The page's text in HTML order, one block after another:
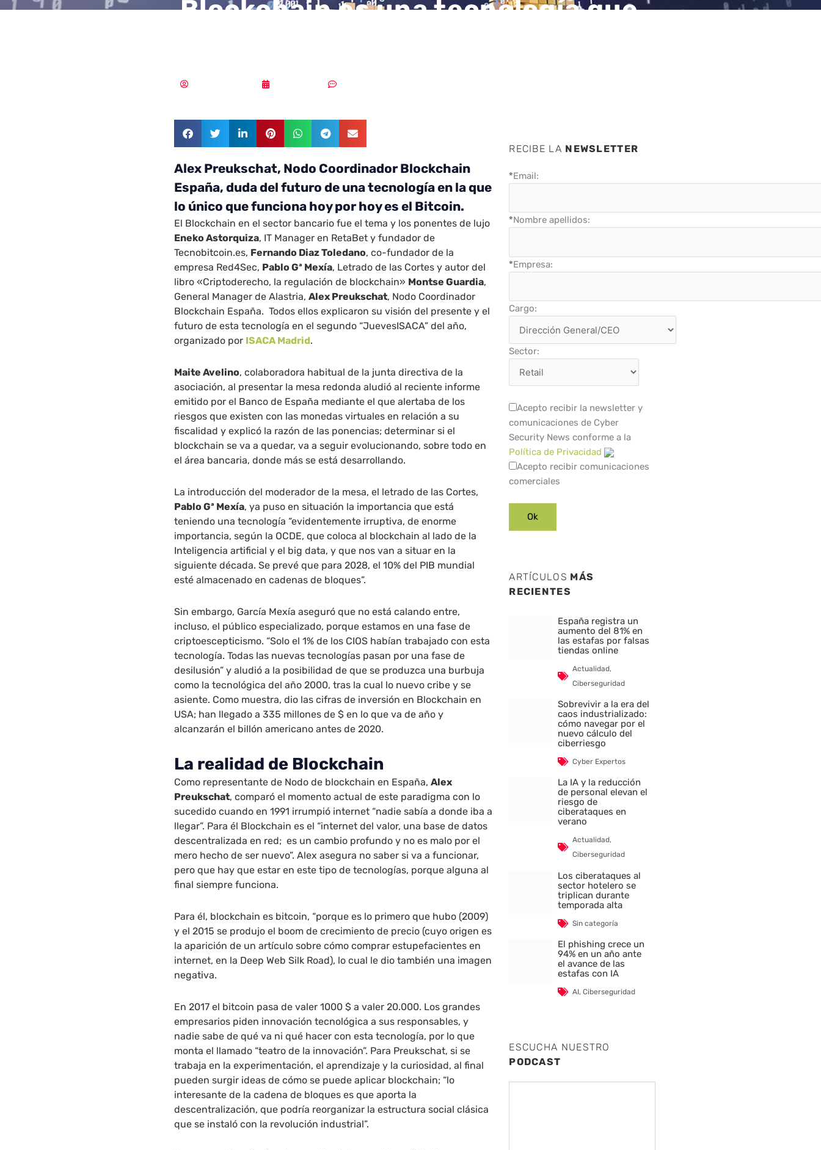
Blockchain es una tecnología que
Alex Preukschat, Nodo Coordinador Blockchain
España, duda del futuro de una tecnología en la que
lo único que funciona hoy por hoy es el Bitcoin.
El Blockchain en el sector bancario fue el tema y los ponentes de lujo
Eneko Astorquiza, IT Manager en RetaBet y fundador de
Tecnobitcoin.es, Fernando Diaz Toledano, co-fundador de la
empresa Red4Sec, Pablo Gª Mexía, Letrado de las Cortes y autor del
libro «Criptoderecho, la regulación de blockchain» Montse Guardia,
General Manager de Alastria,Alex Preukschat, Nodo Coordinador
Blockchain España. Todos ellos explicaron su visión del presente y el
futuro de esta tecnología en el segundo “JuevesISACA” del año,
organizado por ISACA Madrid.
Maite Avelino, colaboradora habitual de la junta directiva de la
asociación, al presentar la mesa redonda aludió al reciente informe
emitido por el Banco de España mediante el que alertaba de los
riesgos que existen con las monedas virtuales en relación a su
fiscalidad y explicó la razón de las ponencias; determinar si el
blockchain se va a quedar, va a seguir evolucionando, sobre todo en
el área bancaria, donde más se está desarrollando.
La introducción del moderador de la mesa, el letrado de las Cortes,
Pablo Gª Mexía, ya puso en situación la importancia que está
teniendo una tecnología “evidentemente irruptiva, de enorme
importancia, según la OCDE, que coloca al blockchain al lado de la
Inteligencia artificial y el big data, y que nos van a situar en la
siguiente década. Se prevé que para 2028, el 10% del PIB mundial
esté almacenado en cadenas de bloques”.
Sin embargo, García Mexía aseguró que no está calando entre,
incluso, el público especializado, porque estamos en una fase de
criptoescepticismo. “Solo el 1% de los CIOS habían trabajado con esta
tecnología. Todas las nuevas tecnologías pasan por una fase de
desilusión” y aludió a la posibilidad de que se produzca una burbuja
como la tecnológica del año 2000, tras la cual lo nuevo cribe y se
asiente. Como muestra, dio las cifras de inversión en Blockchain en
USA; han llegado a 335 millones de $ en lo que va de año y
alcanzarán el billón americano antes de 2020.
La realidad de Blockchain
Como representante de Nodo de blockchain en España,Alex
Preukschat, comparó el momento actual de este paradigma con lo
sucedido cuando en 1991 irrumpió internet “nadie sabía a donde iba a
llegar”. Para él Blockchain es el “internet del valor, una base de datos
descentralizada en red; es un cambio profundo y no es malo por el
mero hecho de ser nuevo”. Alex asegura no saber si va a funcionar,
pero que hay que estar en este tipo de tecnologías, porque alguna al
final siempre funciona.
Para él, blockchain es bitcoin, “porque es lo primero que hubo (2009)
y el 2015 se produjo el boom de crecimiento de precio (cuyo origen es
la aparición de un artículo sobre cómo comprar estupefacientes en
internet, en la Deep Web Silk Road), lo cual le dio también una imagen
negativa.
En 2017 el bitcoin pasa de valer 1000 $ a valer 20.000. Los grandes
empresarios piden innovación tecnológica a sus responsables, y
nadie sabe de qué va ni qué hacer con esta tecnología, por lo que
monta el llamado “teatro de la innovación”. Para Preukschat, si se
trabaja en la experimentación, el aprendizaje y la curiosidad, al final
pueden surgir ideas de cómo se puede aplicar blockchain; “lo
interesante de la cadena de bloques es que aporta la
descentralización, que podría reorganizar la estructura social clásica
que se instaló con la revolución industrial”.
RECIBE LA NEWSLETTER
*Email:
*Nombre apellidos:
*Empresa:
Cargo:
Sector:
Acepto recibir la newsletter y
comunicaciones de Cyber
Security News conforme a la
Política de Privacidad
Acepto recibir comunicaciones
comerciales
ARTÍCULOS MÁS
RECIENTES
España registra un
aumento del 81% en
las estafas por falsas
tiendas online
Actualidad,
Ciberseguridad
Sobrevivir a la era del
caos industrializado:
cómo navegar por el
nuevo cálculo del
ciberriesgo
Cyber Expertos
La IA y la reducción
de personal elevan el
riesgo de
ciberataques en
verano
Actualidad,
Ciberseguridad
Los ciberataques al
sector hotelero se
triplican durante
temporada alta
Sin categoría
El phishing crece un
94% en un año ante
el avance de las
estafas con IA
AI,Ciberseguridad
ESCUCHA NUESTRO
PODCAST